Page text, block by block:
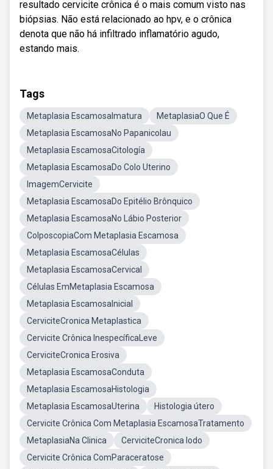
resultado cervicite crônica é o mais comum visto nas
biópsias. Não está relacionado ao hpv, e o crônica
denota que não há infiltrado inflamatório agudo,
estando mais.
Tags
Metaplasia EscamosaImatura
MetaplasiaO Que É
Metaplasia EscamosaNo Papanicolau
Metaplasia EscamosaCitología
Metaplasia EscamosaDo Colo Uterino
ImagemCervicite
Metaplasia EscamosaDo Epitélio Brônquico
Metaplasia EscamosaNo Lábio Posterior
ColposcopiaCom Metaplasia Escamosa
Metaplasia EscamosaCélulas
Metaplasia EscamosaCervical
Células EmMetaplasia Escamosa
Metaplasia EscamosaInicial
CerviciteCronica Metaplastica
Cervicite Crônica InespecíficaLeve
CerviciteCronica Erosiva
Metaplasia EscamosaConduta
Metaplasia EscamosaHistologia
Metaplasia EscamosaUterina
Histologia útero
Cervicite Crônica Com Metaplasia EscamosaTratamento
MetaplasiaNa Clinica
CerviciteCronica Iodo
Cervicite Crônica ComParaceratose